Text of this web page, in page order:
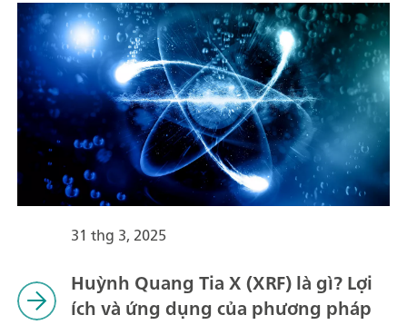
31 thg 3, 2025
Huỳnh Quang Tia X (XRF) là gì? Lợi
ích và ứng dụng của phương pháp